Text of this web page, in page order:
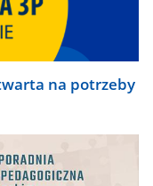
na potrzeby